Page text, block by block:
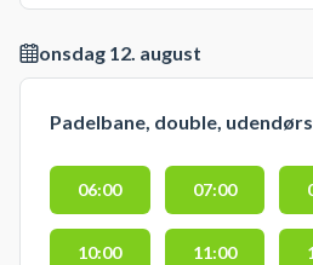
onsdag 12. august
Padelbane, double, udendørs
06:00 07:00
10:00 11:00